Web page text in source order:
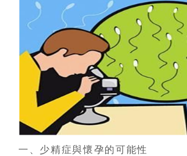
一、少精症與懷孕的可能性